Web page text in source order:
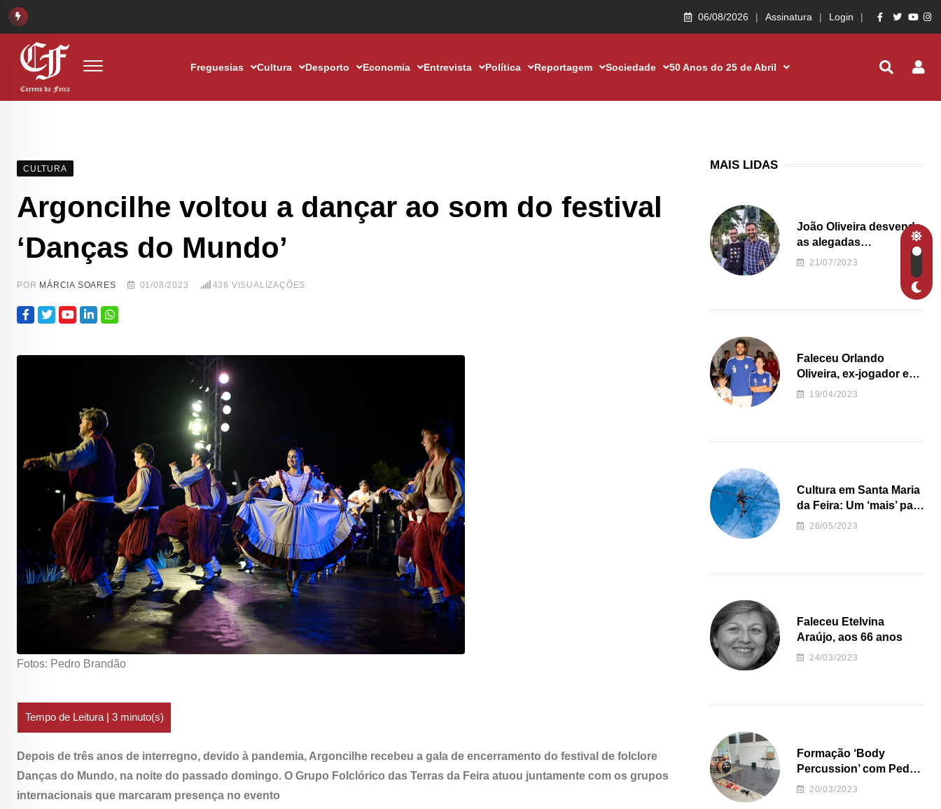
06/08/2026 Assinatura Login
Freguesias Cultura Desporto Economia Entrevista Política Reportagem Sociedade 50 Anos do 25 de Abril
CULTURA
Argoncilhe voltou a dançar ao som do festival
‘Danças do Mundo’
POR MÁRCIA SOARES 01/08/2023 436 VISUALIZAÇÕES
Fotos: Pedro Brandão
Depois de três anos de interregno, devido à pandemia, Argoncilhe recebeu a gala de encerramento do festival de folclore
Danças do Mundo, na noite do passado domingo. O Grupo Folclórico das Terras da Feira atuou juntamente com os grupos
internacionais que marcaram presença no evento
MAIS LIDAS
João Oliveira desvenda
as alegadas
irregularidades da
Junta de Freguesia S.
21/07/2023
Faleceu Orlando
Oliveira, ex-jogador e
treinador da formação
19/04/2023
Cultura em Santa Maria
da Feira: Um ‘mais’ para
o Concelho
26/05/2023
Faleceu Etelvina
Araújo, aos 66 anos
24/03/2023
Formação ‘Body
Percussion’ com Pedro
Almeida
20/03/2023